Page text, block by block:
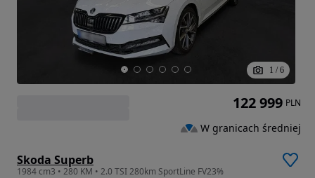
1 / 6
Skoda Superb
1984 cm3 • 280 KM • 2.0 TSI 280km SportLine FV23%
122 999 PLN
W granicach średniej